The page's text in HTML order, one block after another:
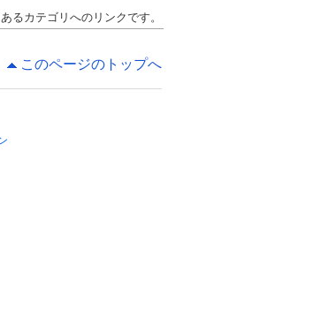
るカテゴリへのリンクです。
このページのトップへ